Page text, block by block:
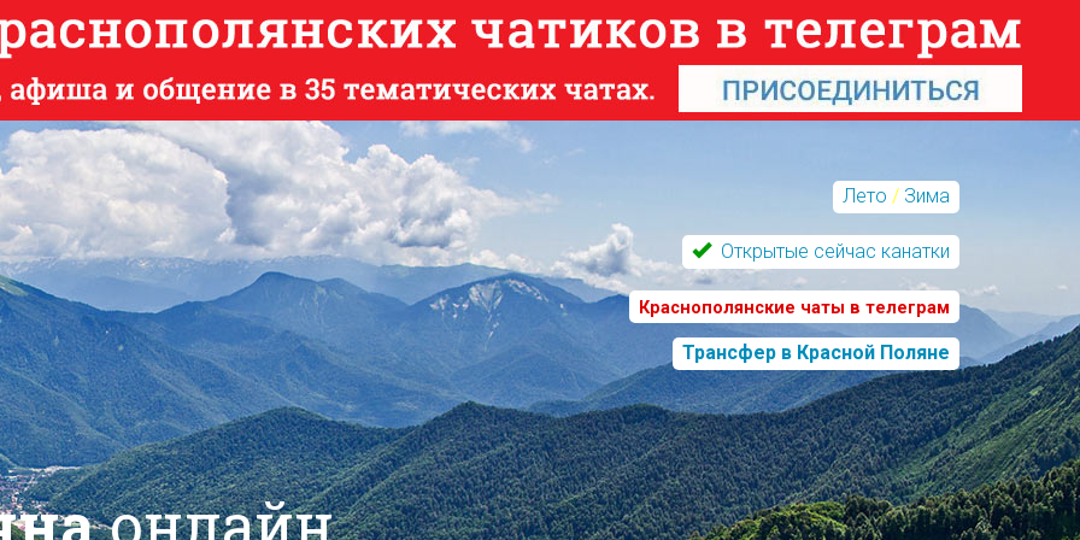
Лето / Зима
Открытые сейчас канатки
Краснополянские чаты в телеграм
Трансфер в Красной Поляне